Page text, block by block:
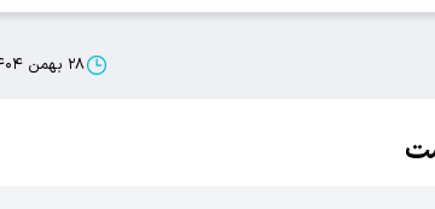
۲۸ بهمن ۱۴۰۴ ۰۰:۱۸